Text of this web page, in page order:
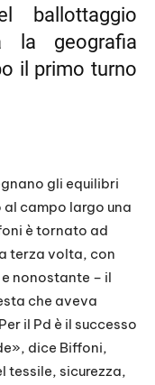
ballottaggio
la geografia
il primo turno
gli equilibri
campo largo una
è tornato ad
terza volta, con
nonostante – il
che aveva
il Pd è il successo
dice Biffoni,
tessile, sicurezza,